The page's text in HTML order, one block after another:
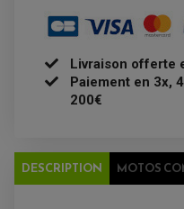
BAGAGERIE
BAGAGERIE SOUPLE
ACCESSOIRE GPS,
SELLE CONFORT
ÉCHAPPEMENT
ÉCHAPEMENT
COFFRE / TOP CASE
TREUIL ET ATTELAGE
ÉCHAPPEMENT
ÉCHAPPEMENT QUAD
BATTERIE
BOUGIE QUAD
FILTRE A AIR BMC QUAD
ÉQUIPEMENT
ACCESSOIRES
COMPTEUR D'HEURE
DÉMARREUR
CONDENSATEUR
BOBINE D'ALLUMAGE
TRANSMISSION
Livraison offerte
Paiement en 3x,
200€
DESCRIPTION MOTOS